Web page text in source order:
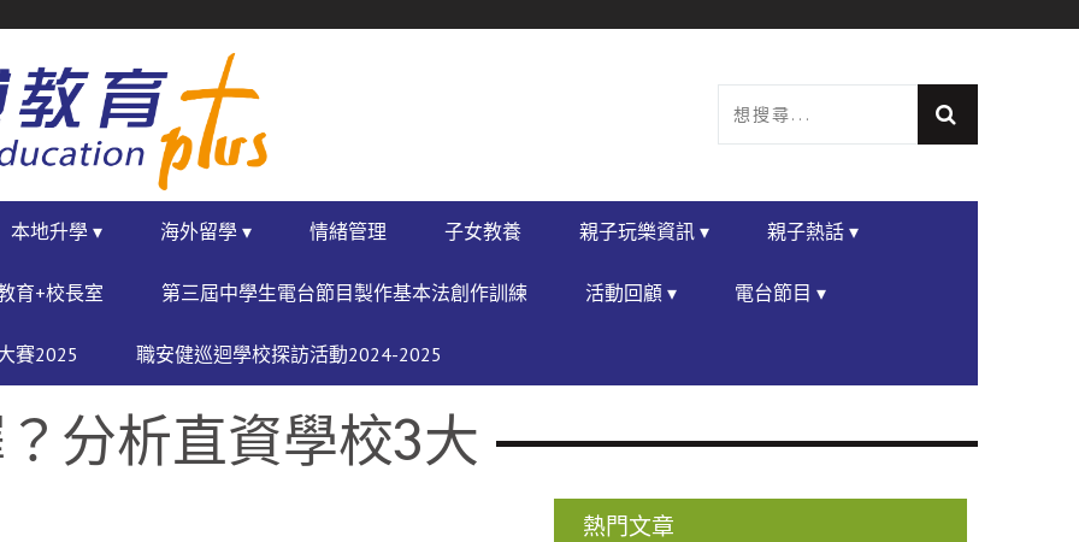
本地升學 ▾ 海外留學 ▾ 情緒管理 子女教養 親子玩樂資訊 ▾ 親子熱話 ▾
育+校長室 第三屆中學生電台節目製作基本法創作訓練 活動回顧 ▾ 電台節目 ▾
賽2025 職安健巡迴學校探訪活動2024-2025
分析直資學校3大
熱門文章